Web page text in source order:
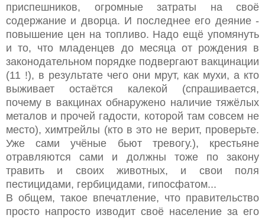
приспешников, огромные затраты на своё
содержание и дворца. И последнее его деяние -
повышение цен на топливо. Надо ещё упомянуть
и то, что младенцев до месяца от рождения в
законодательном порядке подвергают вакцинации
(11 !), в результате чего они мрут, как мухи, а кто
выживает остаётся калекой (спрашивается,
почему в вакцинах обнаружено наличие тяжёлых
металов и прочей гадости, которой там совсем не
место), химтрейлы (кто в это не верит, проверьте.
Уже сами учёные бьют тревогу.), крестьяне
отравляются сами и должны тоже по закону
травить и своих животных, и свои поля
пестицидами, гербицидами, гипосфатом...
В общем, такое впечатление, что правительство
просто напросто изводит своё население за его